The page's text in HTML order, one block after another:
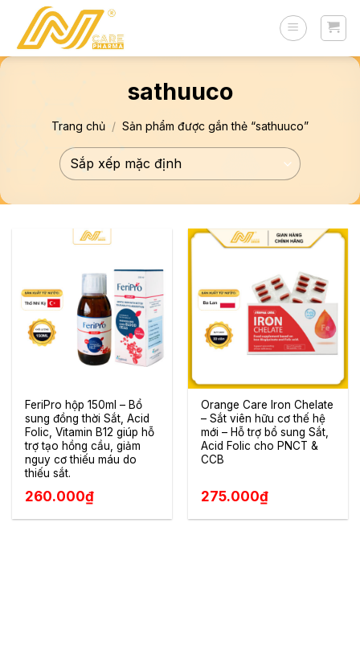
content
sathuuco
Trang chủ / Sản phẩm được gắn thẻ “sathuuco”
FeriPro hộp 150ml – Bổ
sung đồng thời Sắt, Acid
Folic, Vitamin B12 giúp hỗ
trợ tạo hồng cầu, giảm
nguy cơ thiếu máu do
thiếu sắt.
260.000₫
Orange Care Iron Chelate
– Sắt viên hữu cơ thế hệ
mới – Hỗ trợ bổ sung Sắt,
Acid Folic cho PNCT &
CCB
275.000₫